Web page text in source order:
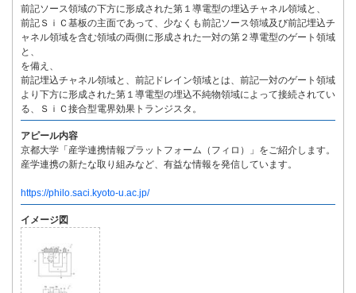
前記ソース領域の下方に形成された第１導電型の埋込チャネル領域と、
前記ＳｉＣ基板の主面であって、少なくも前記ソース領域及び前記埋込チ
ャネル領域を含む領域の両側に形成された一対の第２導電型のゲート領域
と、
を備え、
前記埋込チャネル領域と、前記ドレイン領域とは、前記一対のゲート領域
より下方に形成された第１導電型の埋込不純物領域によって接続されてい
る、ＳｉＣ接合型電界効果トランジスタ。
アピール内容
京都大学「産学連携情報プラットフォーム（フィロ）」をご紹介します。
産学連携の新たな取り組みなど、有益な情報を発信しています。
https://philo.saci.kyoto-u.ac.jp/
イメージ図